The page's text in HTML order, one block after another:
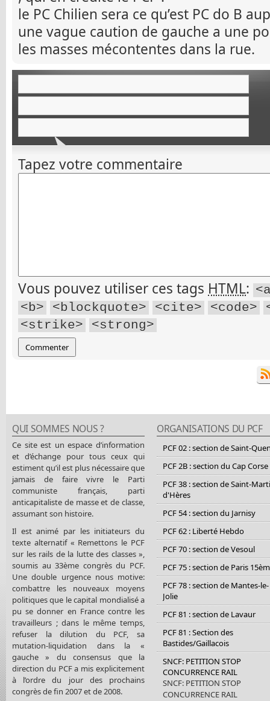
le PC Chilien sera ce qu’est PC do B
une vague caution de gauche a une
les masses mécontentes dans la rue.
Tapez votre commentaire
Vous pouvez utiliser ces tags HTML:
<b>
<blockquote> <cite> <code>
<strike>
<strong>
QUI SOMMES NOUS ?
Ce site est un espace d’information
et d’échange pour tous ceux qui
estiment qu’il est plus nécessaire que
jamais de faire vivre le Parti
communiste français, parti
anticapitaliste de masse et de classe,
assumant son histoire.
Il est animé par les initiateurs du
texte alternatif « Remettons le PCF
sur les rails de la lutte des classes »,
soumis au 33ème congrès du PCF.
Une double urgence nous motive:
combattre les nouveaux moyens
politiques que le capital mondialisé a
pu se donner en France contre les
travailleurs ; dans le même temps,
refuser la dilution du PCF, sa
mutation-liquidation dans la «
gauche » du consensus que la
direction du PCF a mis explicitement
à l’ordre du jour des prochains
congrès de fin 2007 et de 2008.
ORGANISATIONS DU PCF
PCF 02 : section de Saint-
PCF 2B : section du Cap Corse
PCF 38 : section de Saint-
d'Hères
PCF 54 : section du Jarnisy
PCF 62 : Liberté Hebdo
PCF 70 : section de Vesoul
PCF 75 : section de Paris
PCF 78 : section de Mantes-le-
Jolie
PCF 81 : section de Lavaur
PCF 81 : Section des
Bastides/Gaillacois
SNCF: PETITION STOP
CONCURRENCE RAIL
SNCF: PETITION STOP
CONCURRENCE RAIL